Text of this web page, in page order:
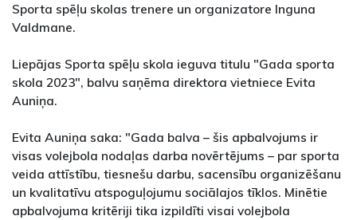
Sporta spēļu skolas trenere un organizatore Inguna
Valdmane.
Liepājas Sporta spēļu skola ieguva titulu "Gada sporta
skola 2023", balvu saņēma direktora vietniece Evita
Auniņa.
Evita Auniņa saka: "Gada balva – šis apbalvojums ir
visas volejbola nodaļas darba novērtējums – par sporta
veida attīstību, tiesnešu darbu, sacensību organizēšanu
un kvalitatīvu atspoguļojumu sociālajos tīklos. Minētie
apbalvojuma kritēriji tika izpildīti visai volejbola